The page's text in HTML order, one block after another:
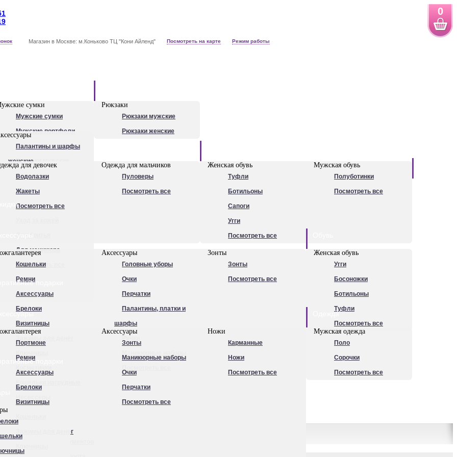
0
Магазин в Москве: м.Коньково ТЦ "Кони Айленд" Посмотреть на карте Режим работы
сумки
Мужские сумки
Мужские портфели
Сумки для ноутбуков
Рюкзаки мужские
Посмотреть все
Рюкзаки
Рюкзаки мужские
Рюкзаки женские
Палантины и шарфы
женские
Очки
Ножи
Ручки
Для маникюра
Посмотреть все
для девочек
Водолазки
Жакеты
Посмотреть все
Одежда для мальчиков
Пуловеры
Посмотреть все
Женская обувь
Туфли
Ботильоны
Сапоги
Угги
Посмотреть все
Мужская обувь
Полуботинки
Посмотреть все
Кошельки
Ремни
Аксессуары
Брелоки
Визитницы
Аксессуары
Головные уборы
Очки
Перчатки
Палантины, платки и
шарфы
Зонты
Зонты
Посмотреть все
Женская обувь
Угги
Босоножки
Ботильоны
Туфли
Посмотреть все
подарки
Портмоне
Ремни
Аксессуары
Брелоки
Визитницы
Зажимы для денег
Аксессуары
Зонты
Маникюрные наборы
Очки
Перчатки
Посмотреть все
Ножи
Карманные
Ножи
Посмотреть все
Одежда
Мужская одежда
Поло
Сорочки
Посмотреть все
подарки